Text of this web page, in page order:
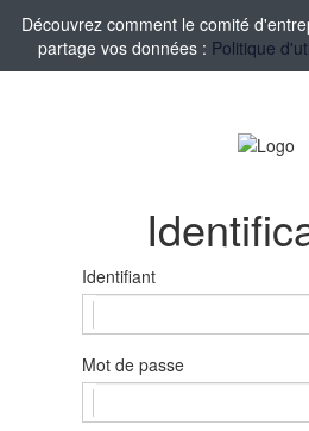
Découvrez comment le comité
partage vos données : Politique
Identifiant
Mot de passe